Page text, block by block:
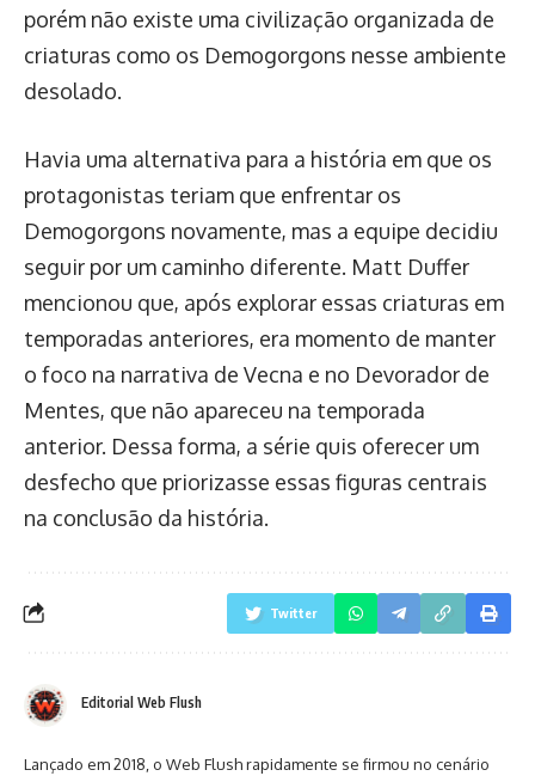
porém não existe uma civilização organizada de
criaturas como os Demogorgons nesse ambiente
desolado.
Havia uma alternativa para a história em que os
protagonistas teriam que enfrentar os
Demogorgons novamente, mas a equipe decidiu
seguir por um caminho diferente. Matt Duffer
mencionou que, após explorar essas criaturas em
temporadas anteriores, era momento de manter
o foco na narrativa de Vecna e no Devorador de
Mentes, que não apareceu na temporada
anterior. Dessa forma, a série quis oferecer um
desfecho que priorizasse essas figuras centrais
na conclusão da história.
Twitter
Editorial Web Flush
Lançado em 2018, o Web Flush rapidamente se firmou no cenário